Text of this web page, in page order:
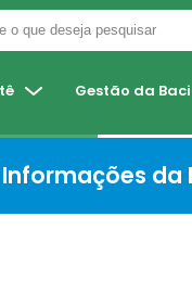
Gestão da
da